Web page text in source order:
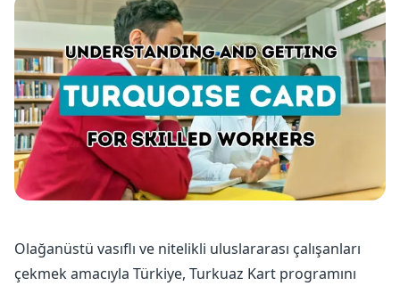
Olağanüstü vasıflı ve nitelikli uluslararası çalışanları
çekmek amacıyla Türkiye, Turkuaz Kart programını